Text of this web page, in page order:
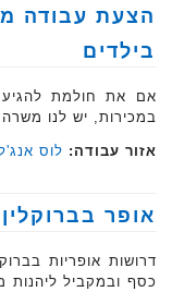
הצעת עבודה
בילדים
אם את חולמת להגיע
במכירות, יש לנו
אזור עבודה: לוס
אופר
דרושות אופריות
כסף ובמקביל ליהנות